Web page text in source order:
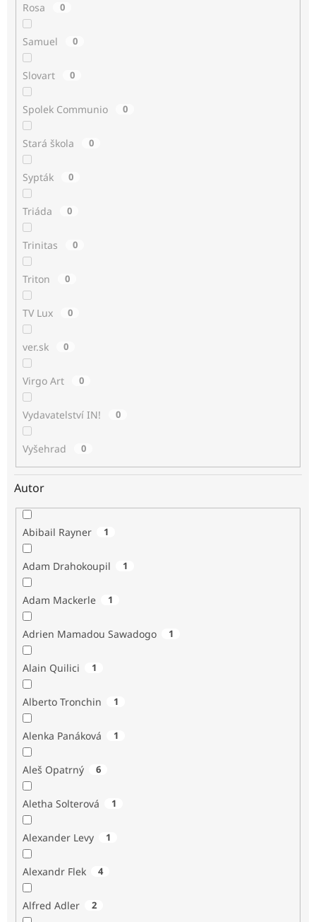
Rosa 0
Samuel 0
Slovart 0
Spolek Communio 0
Stará škola 0
Sypták 0
Triáda 0
Trinitas 0
Triton 0
TV Lux 0
ver.sk 0
Virgo Art 0
Vydavatelství IN! 0
Vyšehrad 0
Autor
Abibail Rayner 1
Adam Drahokoupil 1
Adam Mackerle 1
Adrien Mamadou Sawadogo 1
Alain Quilici 1
Alberto Tronchin 1
Alenka Panáková 1
Aleš Opatrný 6
Aletha Solterová 1
Alexander Levy 1
Alexandr Flek 4
Alfred Adler 2